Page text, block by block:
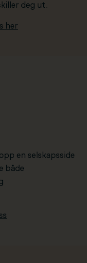
deg ut.
her
en selskapsside
både